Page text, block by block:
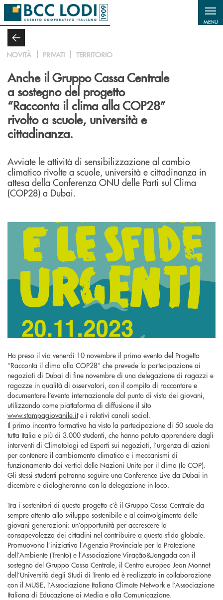
Salta al contenuto principale
MENU
NOVITÀ PRIVATI TERRITORIO
Anche il Gruppo Cassa Centrale
a sostegno del progetto
“Racconta il clima alla COP28”
rivolto a scuole, università e
cittadinanza.
Avviate le attività di sensibilizzazione al cambio
climatico rivolte a scuole, università e cittadinanza in
attesa della Conferenza ONU delle Parti sul Clima
(COP28) a Dubai.
Ha preso il via venerdì 10 novembre il primo evento del Progetto
“Racconta il clima alla COP28” che prevede la partecipazione ai
negoziati di Dubai di fine novembre di una delegazione di ragazzi e
ragazze in qualità di osservatori, con il compito di raccontare e
documentare l’evento internazionale dal punto di vista dei giovani,
utilizzando come piattaforma di diffusione il sito
www.stampagiovanile.ite i relativi canali social.
Il primo incontro formativo ha visto la partecipazione di 50 scuole da
tutta Italia e più di 3.000 studenti, che hanno potuto apprendere dagli
interventi di Climatologi ed Esperti sui negoziati, l’urgenza di azioni
per contenere il cambiamento climatico e i meccanismi di
funzionamento dei vertici delle Nazioni Unite per il clima (le COP).
Gli stessi studenti potranno seguire una Conference Live da Dubai in
dicembre e dialogheranno con la delegazione in loco.
Tra i sostenitori di questo progetto c’è il Gruppo Cassa Centrale da
sempre attento allo sviluppo sostenibile e al coinvolgimento delle
giovani generazioni: un’opportunità per accrescere la
consapevolezza dei cittadini nel contribuire a questa sfida globale.
Promuovono l’iniziativa l’Agenzia Provinciale per la Protezione
dell’Ambiente (Trento) e l’Associazione Viração&Jangada con il
sostegno del Gruppo Cassa Centrale, il Centro europeo Jean Monnet
dell’Università degli Studi di Trento ed è realizzato in collaborazione
con il MUSE, l’Associazione Italiana Climate Network e l’Associazione
Italiana di Educazione ai Media e alla Comunicazione.